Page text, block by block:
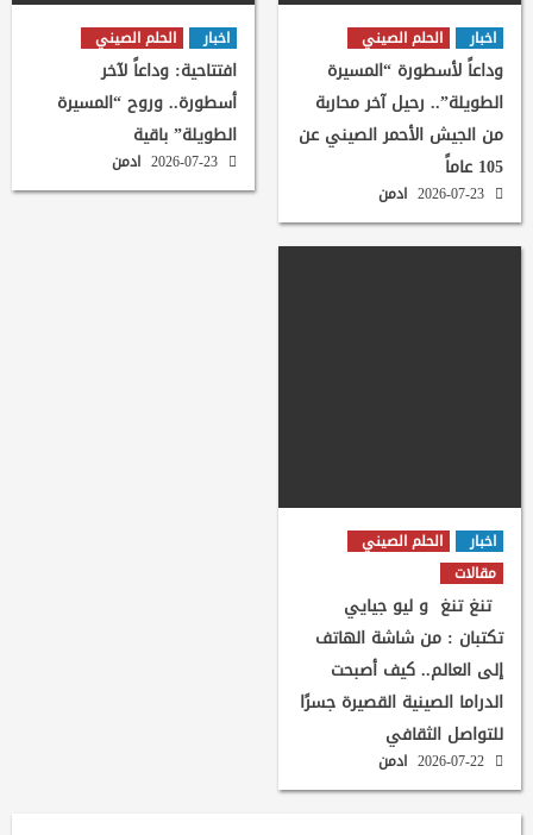
اخبار الحلم الصيني
وداعاً لأسطورة “المسيرة
الطويلة”.. رحيل آخر محاربة
من الجيش الأحمر الصيني عن
105 عاماً
ادمن
اخبار الحلم الصيني
افتتاحية: وداعاً لآخر
أسطورة.. وروح “المسيرة
الطويلة” باقية
ادمن
اخبار
الحلم الصيني
مقالات
تنغ تنغ و ليو جيايي
تكتبان : من شاشة الهاتف
إلى العالم.. كيف أصبحت
الدراما الصينية القصيرة جسرًا
للتواصل الثقافي
ادمن